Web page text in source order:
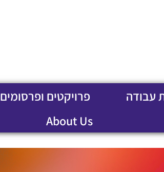
עבודה פרויקטים ופרסומים
About Us